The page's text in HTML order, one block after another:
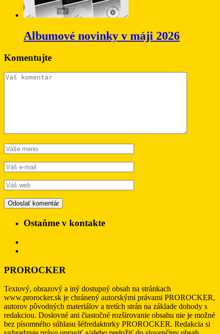
Albumové novinky v máji 2026
Komentujte
Ostaňme v kontakte
PROROCKER
Textový, obrazový a iný dostupný obsah na stránkach
www.prorocker.sk je chránený autorskými právami PROROCKER,
autorov pôvodných materiálov a tretích strán na základe dohody s
redakciou. Doslovné ani čiastočné rozširovanie obsahu nie je možné
bez písomného súhlasu šéfredaktorky PROROCKER. Redakcia si